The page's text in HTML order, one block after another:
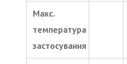
Макс.
температура
застосування